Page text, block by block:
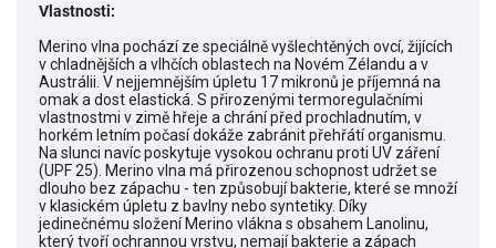
Vlastnosti:
Merino vlna pochází ze speciálně vyšlechtěných ovcí, žijících
v chladnějších a vlhčích oblastech na Novém Zélandu a v
Austrálii. V nejjemnějším úpletu 17 mikronů je příjemná na
omak a dost elastická. S přirozenými termoregulačními
vlastnostmi v zimě hřeje a chrání před prochladnutím, v
horkém letním počasí dokáže zabránit přehřátí organismu.
Na slunci navíc poskytuje vysokou ochranu proti UV záření
(UPF 25). Merino vlna má přirozenou schopnost udržet se
dlouho bez zápachu - ten způsobují bakterie, které se množí
v klasickém úpletu z bavlny nebo syntetiky. Díky
jedinečnému složení Merino vlákna s obsahem Lanolinu,
který tvoří ochrannou vrstvu, nemají bakterie a zápach